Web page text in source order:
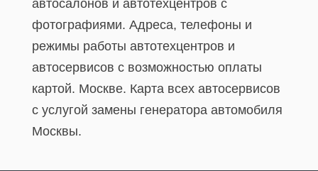
автосалонов и автотехцентров с
фотографиями. Адреса, телефоны и
режимы работы автотехцентров и
автосервисов с возможностью оплаты
картой. Москве. Карта всех автосервисов
c услугой замены генератора автомобиля
Москвы.